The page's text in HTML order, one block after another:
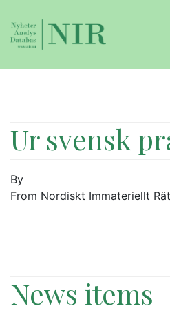
Ur svensk
By
From Nordiskt Immateriellt
News items